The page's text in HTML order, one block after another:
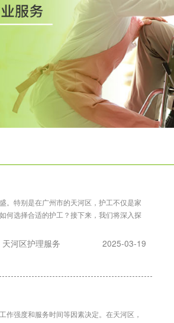
。特别是在广州市的天河区，护工不仅是家
何选择合适的护工？接下来，我们将深入探
天河区护理服务
2025-03-19
强度和服务时间等因素决定。在天河区，